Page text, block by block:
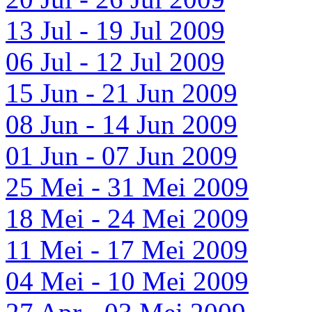
13 Jul - 19 Jul 2009
06 Jul - 12 Jul 2009
15 Jun - 21 Jun 2009
08 Jun - 14 Jun 2009
01 Jun - 07 Jun 2009
25 Mei - 31 Mei 2009
18 Mei - 24 Mei 2009
11 Mei - 17 Mei 2009
04 Mei - 10 Mei 2009